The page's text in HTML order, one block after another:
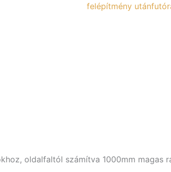
22516,
felépítmény
oldalfaltól számítva 1000mm magas